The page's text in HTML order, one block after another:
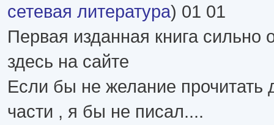
сетевая литература) 01 01
Первая изданная книга сильно
здесь на сайте
Если бы не желание прочитать
части , я бы не писал....